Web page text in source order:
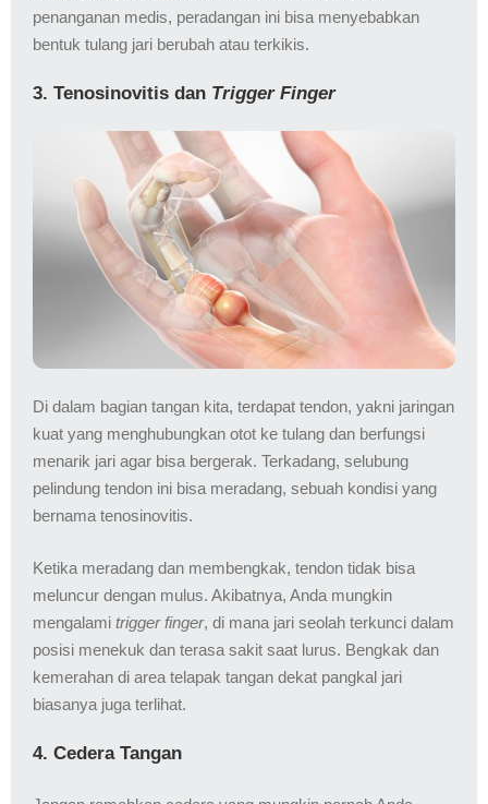
penanganan medis, peradangan ini bisa menyebabkan
bentuk tulang jari berubah atau terkikis.
3. Tenosinovitis dan Trigger Finger
Di dalam bagian tangan kita, terdapat tendon, yakni jaringan
kuat yang menghubungkan otot ke tulang dan berfungsi
menarik jari agar bisa bergerak. Terkadang, selubung
pelindung tendon ini bisa meradang, sebuah kondisi yang
bernama tenosinovitis.
Ketika meradang dan membengkak, tendon tidak bisa
meluncur dengan mulus. Akibatnya, Anda mungkin
mengalami trigger finger, di mana jari seolah terkunci dalam
posisi menekuk dan terasa sakit saat lurus. Bengkak dan
kemerahan di area telapak tangan dekat pangkal jari
biasanya juga terlihat.
4. Cedera Tangan